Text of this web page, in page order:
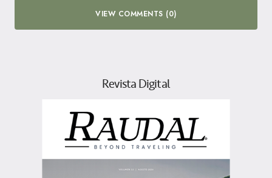
VIEW COMMENTS (0)
Revista Digital